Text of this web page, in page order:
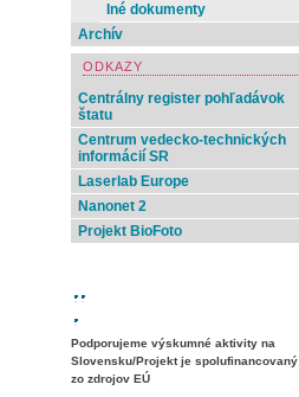
Iné dokumenty
Archív
ODKAZY
Centrálny register pohľadávok
štatu
Centrum vedecko-technických
informácií SR
Laserlab Europe
Nanonet 2
Projekt BioFoto
Podporujeme výskumné aktivity na
Slovensku/Projekt je spolufinancovaný
zo zdrojov EÚ